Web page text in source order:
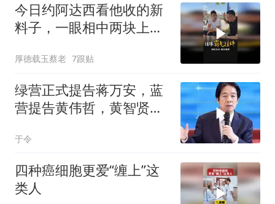
今日约阿达西看他收的新
料子，一眼相中两块上乘
厚德载玉蔡老 7跟贴
绿营正式提告蒋万安，蓝
营提告黄伟哲，黄智贤不
于令
四种癌细胞更爱“缠上”这
类人